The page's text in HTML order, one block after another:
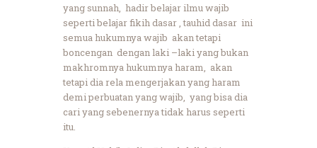
yang sunnah, hadir belajar ilmu wajib
seperti belajar fikih dasar , tauhid dasar ini
semua hukumnya wajib akan tetapi
boncengan dengan laki –laki yang bukan
makhromnya hukumnya haram, akan
tetapi dia rela mengerjakan yang haram
demi perbuatan yang wajib, yang bisa dia
cari yang sebenernya tidak harus seperti
itu.